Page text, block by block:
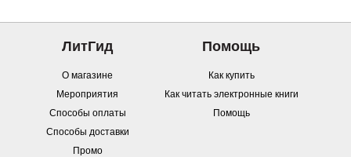
ЛитГид
О магазине
Мероприятия
Способы оплаты
Способы доставки
Промо
Помощь
Как купить
Как читать электронные книги
Помощь